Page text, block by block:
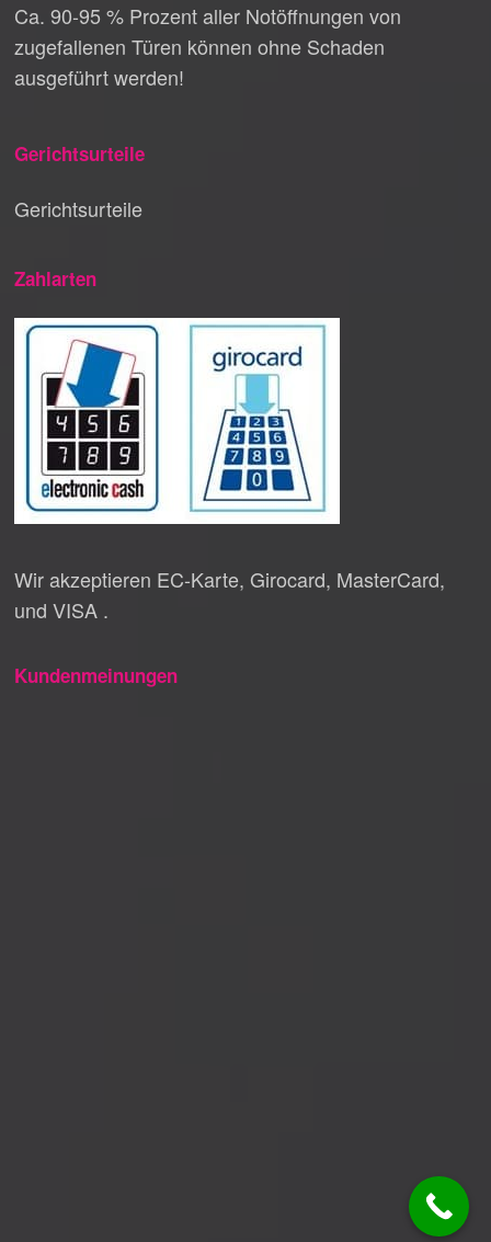
Ca. 90-95 % Prozent aller Notöffnungen von
zugefallenen Türen können ohne Schaden
ausgeführt werden!
Gerichtsurteile
Gerichtsurteile
Zahlarten
Wir akzeptieren EC-Karte, Girocard, MasterCard,
und VISA .
Kundenmeinungen